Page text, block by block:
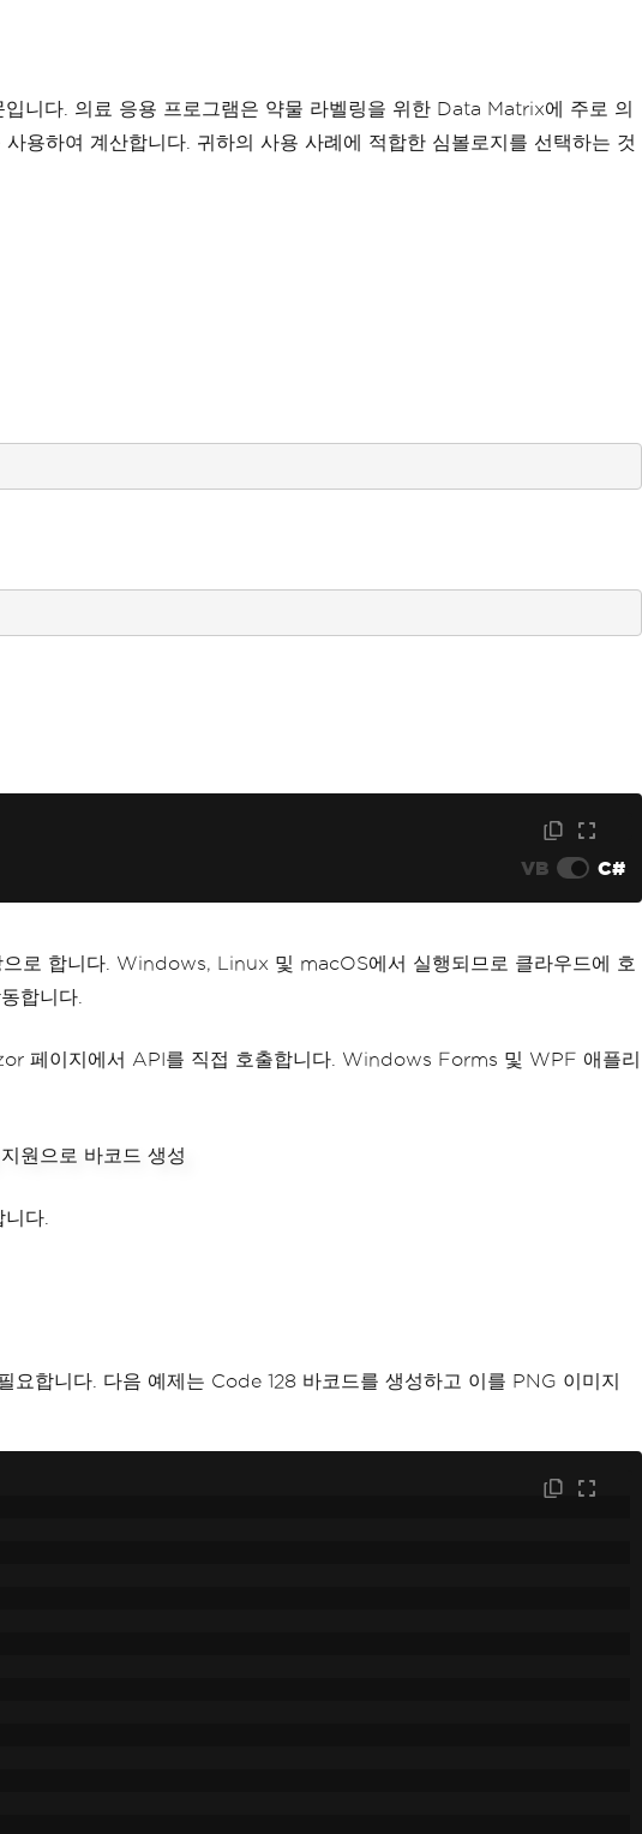
니다. 의료 응용 프로그램은 약물 라벨링을 위한 Data Matrix에 주로 의
용하여 계산합니다. 귀하의 사용 사례에 적합한 심볼로지를 선택하는 것
VB C#
로 합니다. Windows, Linux 및 macOS에서 실행되므로 클라우드에 호
합니다.
페이지에서 API를 직접 호출합니다. Windows Forms 및 WPF 애플리
다.
합니다. 다음 예제는 Code 128 바코드를 생성하고 이를 PNG 이미지